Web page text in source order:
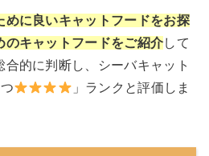
めに良いキャットフードをお探
のキャットフードをご紹介して
的に判断し、シーバキャット
」ランクと評価しま